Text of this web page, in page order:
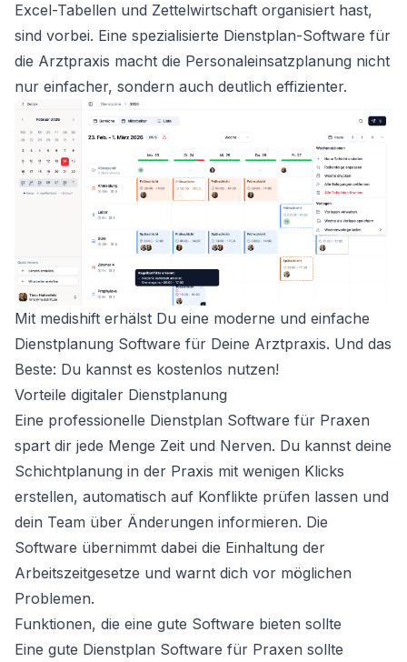
Excel-Tabellen und Zettelwirtschaft organisiert hast,
sind vorbei. Eine spezialisierte Dienstplan-Software für
die Arztpraxis macht die Personaleinsatzplanung nicht
nur einfacher, sondern auch deutlich effizienter.
Mit medishift erhälst Du eine moderne und einfache
Dienstplanung Software für Deine Arztpraxis. Und das
Beste: Du kannst es kostenlos nutzen!
Vorteile digitaler Dienstplanung
Eine professionelle Dienstplan Software für Praxen
spart dir jede Menge Zeit und Nerven. Du kannst deine
Schichtplanung in der Praxis mit wenigen Klicks
erstellen, automatisch auf Konflikte prüfen lassen und
dein Team über Änderungen informieren. Die
Software übernimmt dabei die Einhaltung der
Arbeitszeitgesetze und warnt dich vor möglichen
Problemen.
Funktionen, die eine gute Software bieten sollte
Eine gute Dienstplan Software für Praxen sollte